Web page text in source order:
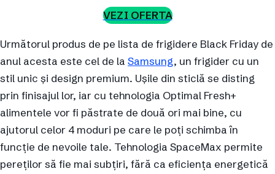
VEZI OFERTA
Următorul produs de pe lista de frigidere Black Friday de
anul acesta este cel de la Samsung, un frigider cu un
stil unic și design premium. Ușile din sticlă se disting
prin finisajul lor, iar cu tehnologia Optimal Fresh+
alimentele vor fi păstrate de două ori mai bine, cu
ajutorul celor 4 moduri pe care le poți schimba în
funcție de nevoile tale. Tehnologia SpaceMax permite
pereților să fie mai subțiri, fără ca eficiența energetică